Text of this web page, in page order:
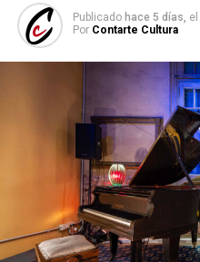
Comparte esto:Publicado hace 5 días, el
Por Contarte Cultura